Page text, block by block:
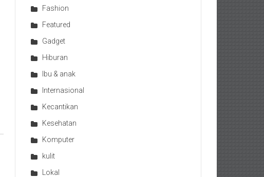
Fashion
Featured
Gadget
Hiburan
Ibu & anak
Internasional
Kecantikan
Kesehatan
Komputer
kulit
Lokal